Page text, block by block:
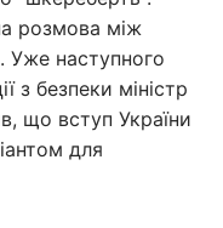
розмова між
Уже наступного
з безпеки міністр
що вступ України
для